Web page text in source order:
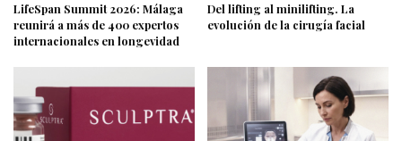
LifeSpan Summit 2026: Málaga
reunirá a más de 400 expertos
internacionales en longevidad
Del lifting al minilifting. La
evolución de la cirugía facial